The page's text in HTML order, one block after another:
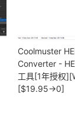
Coolmuster
Converter -
工具[1年授权
[$19.95→0]